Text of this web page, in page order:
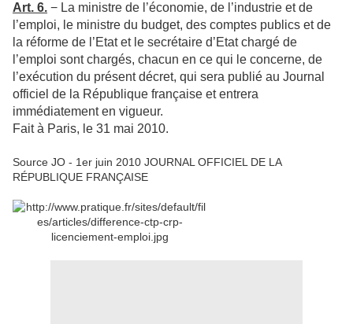
Art. 6. − La ministre de l’économie, de l’industrie et de
l’emploi, le ministre du budget, des comptes publics et de
la réforme de l’Etat et le secrétaire d’Etat chargé de
l’emploi sont chargés, chacun en ce qui le concerne, de
l’exécution du présent décret, qui sera publié au Journal
officiel de la République française et entrera
immédiatement en vigueur.
Fait à Paris, le 31 mai 2010.
Source JO - 1er juin 2010 JOURNAL OFFICIEL DE LA
RÉPUBLIQUE FRANÇAISE